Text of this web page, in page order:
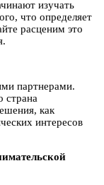
изучать
что определяет
расценим это
партнерами.
страна
как
интересов